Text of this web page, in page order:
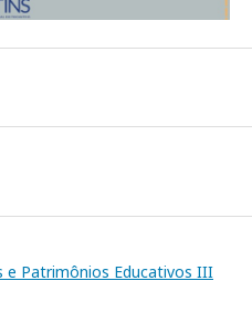
e Patrimônios Educativos III